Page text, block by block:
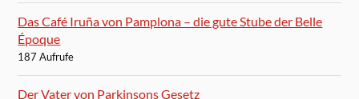
Das Café Iruña von Pamplona – die gute Stube der Belle
Époque
187 Aufrufe
Der Vater von Parkinsons Gesetz